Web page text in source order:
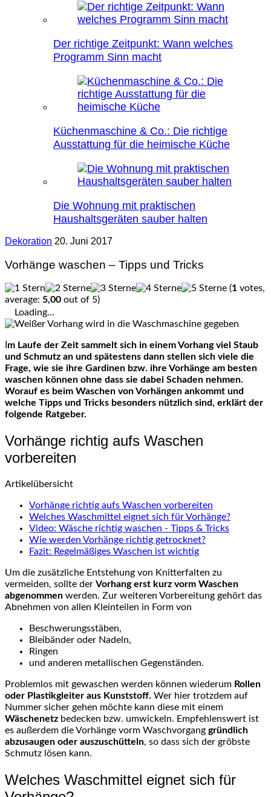
Der richtige Zeitpunkt: Wann welches
Programm Sinn macht
Küchenmaschine & Co.: Die richtige
Ausstattung für die heimische Küche
Die Wohnung mit praktischen
Haushaltsgeräten sauber halten
Dekoration 20. Juni 2017
Vorhänge waschen – Tipps und Tricks
(1 votes,
average: 5,00 out of 5)
Loading...
und Schmutz an und spätestens dann stellen sich viele die
Frage, wie sie ihre Gardinen bzw. ihre Vorhänge am besten
waschen können ohne dass sie dabei Schaden nehmen.
Worauf es beim Waschen von Vorhängen ankommt und
welche Tipps und Tricks besonders nützlich sind, erklärt der
folgende Ratgeber.
Vorhänge richtig aufs Waschen
vorbereiten
Artikelübersicht
Vorhänge richtig aufs Waschen vorbereiten
Welches Waschmittel eignet sich für Vorhänge?
Video: Wäsche richtig waschen - Tipps & Tricks
Wie werden Vorhänge richtig getrocknet?
Fazit: Regelmäßiges Waschen ist wichtig
Um die zusätzliche Entstehung von Knitterfalten zu
vermeiden, sollte der Vorhang erst kurz vorm Waschen
abgenommen werden. Zur weiteren Vorbereitung gehört das
Abnehmen von allen Kleinteilen in Form von
Beschwerungsstäben,
Bleibänder oder Nadeln,
Ringen
und anderen metallischen Gegenständen.
Problemlos mit gewaschen werden können wiederum Rollen
oder Plastikgleiter aus Kunststoff. Wer hier trotzdem auf
Nummer sicher gehen möchte kann diese mit einem
Wäschenetz bedecken bzw. umwickeln. Empfehlenswert ist
es außerdem die Vorhänge vorm Waschvorgang gründlich
abzusaugen oder auszuschütteln, so dass sich der gröbste
Schmutz lösen kann.
Welches Waschmittel eignet sich für